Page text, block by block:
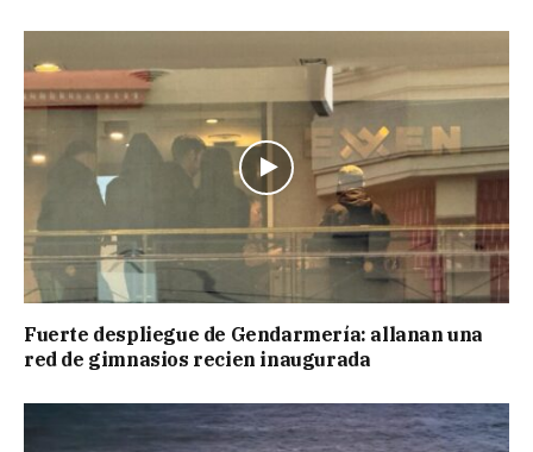
Fuerte despliegue de Gendarmería: allanan una
red de gimnasios recien inaugurada